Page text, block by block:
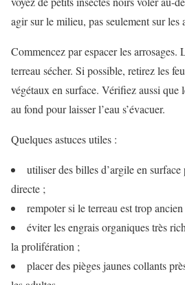
agir sur le milieu, pas seulement sur les
Commencez par espacer les arrosages.
terreau sécher. Si possible, retirez les
végétaux en surface. Vérifiez aussi que
au fond pour laisser l’eau s’évacuer.
Quelques astuces utiles :
utiliser des billes d’argile en
directe ;
rempoter si le terreau est trop
éviter les engrais organiques très
la prolifération ;
placer des pièges jaunes collants